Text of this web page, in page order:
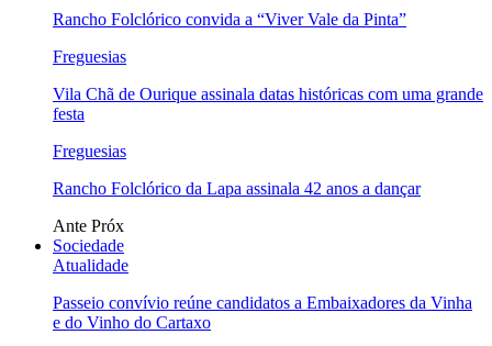
Rancho Folclórico convida a “Viver Vale da Pinta”
Freguesias
Vila Chã de Ourique assinala datas históricas com uma grande
festa
Freguesias
Rancho Folclórico da Lapa assinala 42 anos a dançar
Ante Próx
Sociedade
Atualidade
Passeio convívio reúne candidatos a Embaixadores da Vinha
e do Vinho do Cartaxo